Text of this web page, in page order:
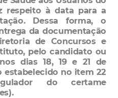
respeito à data para a
Dessa forma, o
da documentação
de Concursos e
pelo candidato ou
dias 18, 19 e 21 de
estabelecido no item 22
do certame